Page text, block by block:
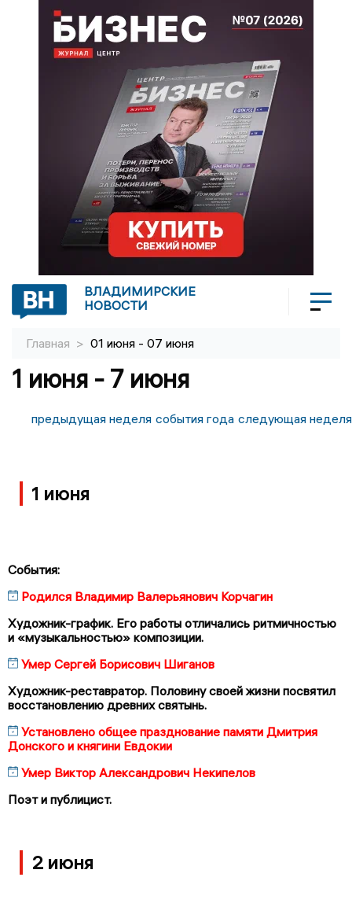
ВЛАДИМИРСКИЕ
НОВОСТИ
Главная > 01 июня - 07 июня
1 июня - 7 июня
предыдущая неделя события года следующая неделя
1 июня
События:
Родился Владимир Валерьянович Корчагин
Художник-график. Его работы отличались ритмичностью
и «музыкальностью» композиции.
Умер Сергей Борисович Шиганов
Художник-реставратор. Половину своей жизни посвятил
восстановлению древних святынь.
Установлено общее празднование памяти Дмитрия
Донского и княгини Евдокии
Умер Виктор Александрович Некипелов
Поэт и публицист.
2 июня